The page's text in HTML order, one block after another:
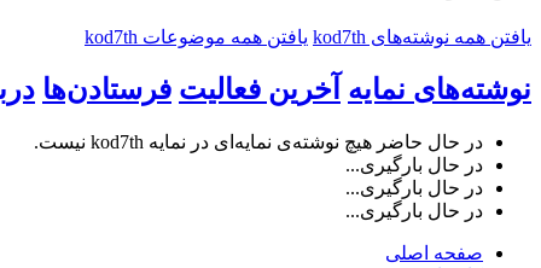
یافتن همه نوشته‌های kod7th یافتن همه موضوعات kod7th
نوشته‌های نمایه آخرین فعالیت فرستادن‌ها
در حال حاضر هیچ نوشته‌ی نمایه‌ای در نمایه kod7th نیست.
در حال بارگیری...
در حال بارگیری...
در حال بارگیری...
صفحه اصلی